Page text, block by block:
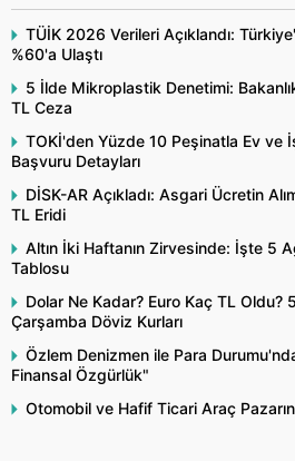
TÜİK 2026 Verileri Açıklandı:
%60'a Ulaştı
5 İlde Mikroplastik Denetimi:
TL Ceza
TOKİ'den Yüzde 10 Peşinatla Ev ve
Başvuru Detayları
DİSK-AR Açıkladı: Asgari Ücretin
TL Eridi
Altın İki Haftanın Zirvesinde: İşte 5
Tablosu
Dolar Ne Kadar? Euro Kaç TL
Çarşamba Döviz Kurları
Özlem Denizmen ile Para
Finansal Özgürlük"
Otomobil ve Hafif Ticari Araç